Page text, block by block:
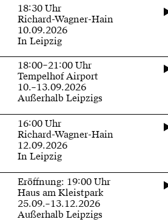
18:30 Uhr
Richard-Wagner-Hain
10.09.2026
In Leipzig
18:00–21:00 Uhr
Tempelhof Airport
10.–13.09.2026
Außerhalb Leipzigs
16:00 Uhr
Richard-Wagner-Hain
12.09.2026
In Leipzig
Eröffnung: 19:00 Uhr
Haus am Kleistpark
25.09.–13.12.2026
Außerhalb Leipzigs